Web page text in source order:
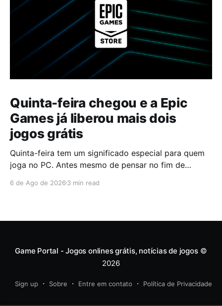
Quinta-feira chegou e a Epic
Games já liberou mais dois
jogos grátis
Quinta-feira tem um significado especial para quem
joga no PC. Antes mesmo de pensar no fim de
descobrir quais serão os próximos jogos a entrar na
diferentes,
6 de Ago de 2026 3 min read
Game Portal - Jogos onlines grátis, notícias de jogos©
2026
Sign up Sobre Entre em contato Política de Privacidade